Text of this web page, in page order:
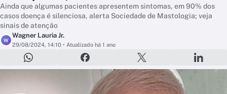
Ainda que algumas pacientes apresentem sintomas, em 90% dos
casos doença é silenciosa, alerta Sociedade de Mastologia; veja
sinais de atenção
W
Wagner Lauria Jr.
29/08/2024, 14:10 • Atualizado há 1 ano